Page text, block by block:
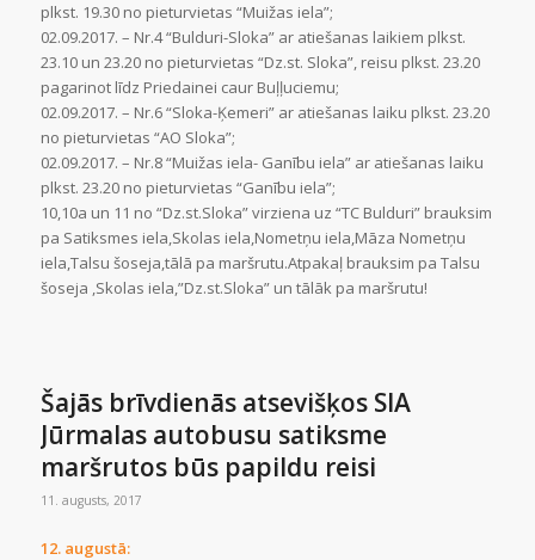
plkst. 19.30 no pieturvietas “Muižas iela”;
02.09.2017. – Nr.4 “Bulduri-Sloka” ar atiešanas laikiem plkst.
23.10 un 23.20 no pieturvietas “Dz.st. Sloka”, reisu plkst. 23.20
pagarinot līdz Priedainei caur Buļļuciemu;
02.09.2017. – Nr.6 “Sloka-Ķemeri” ar atiešanas laiku plkst. 23.20
no pieturvietas “AO Sloka”;
02.09.2017. – Nr.8 “Muižas iela- Ganību iela” ar atiešanas laiku
plkst. 23.20 no pieturvietas “Ganību iela”;
10,10a un 11 no “Dz.st.Sloka” virziena uz “TC Bulduri” brauksim
pa Satiksmes iela,Skolas iela,Nometņu iela,Māza Nometņu
iela,Talsu šoseja,tālā pa maršrutu.Atpakaļ brauksim pa Talsu
šoseja ,Skolas iela,”Dz.st.Sloka” un tālāk pa maršrutu!
Šajās brīvdienās atsevišķos SIA
Jūrmalas autobusu satiksme
maršrutos būs papildu reisi
11. augusts, 2017
12. augustā: